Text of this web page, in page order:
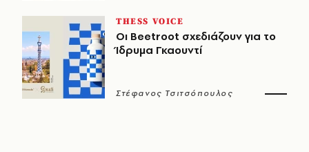
THESS VOICE
Οι Beetroot σχεδιάζουν για το
Ίδρυμα Γκαουντί
Στέφανος Τσιτσόπουλος